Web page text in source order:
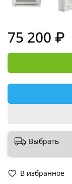
В избранное
75 200 ₽
Выбрать